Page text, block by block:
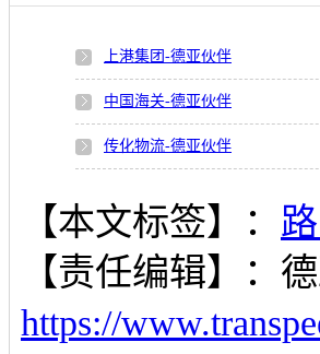
上港集团-德亚伙伴
中国海关-德亚伙伴
传化物流-德亚伙伴
【本文标签】：
【责任编辑】：
https://